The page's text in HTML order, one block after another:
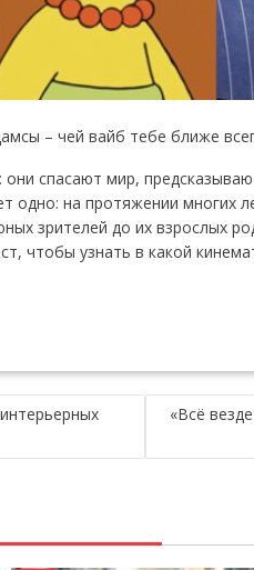
– чей вайб тебе ближе
они спасают мир,
одно: на протяжении многих
зрителей до их взрослых
чтобы узнать в какой
«Всё